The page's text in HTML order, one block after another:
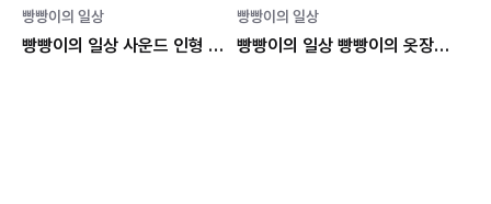
빵빵이의 일상
빵빵이의 일상 사운드 인형 키링 (판다 빵빵이)
빵빵이의 일상
빵빵이의 일상 빵빵이의 옷장 스티커